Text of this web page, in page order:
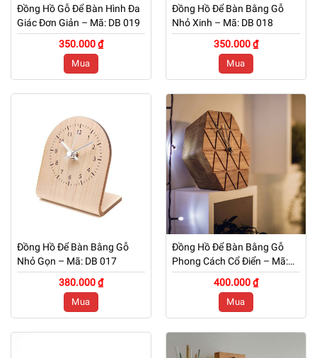
Đồng Hồ Gỗ Để Bàn Hình Đa
Giác Đơn Giản – Mã: DB 019
350.000 ₫
Mua
Đồng Hồ Để Bàn Bằng Gỗ
Nhỏ Xinh – Mã: DB 018
350.000 ₫
Mua
Đồng Hồ Để Bàn Bằng Gỗ
Nhỏ Gọn – Mã: DB 017
380.000 ₫
Mua
Đồng Hồ Để Bàn Bằng Gỗ
Phong Cách Cổ Điển – Mã:
DB 015
400.000 ₫
Mua